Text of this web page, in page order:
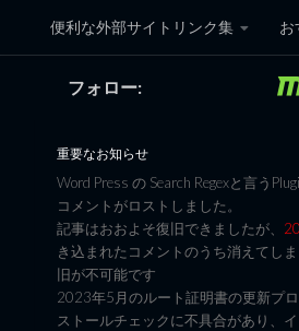
コンテンツへスキップ
便利な外部サイトリンク集 お
黒翼猫のコ
フォロー:
重要なお知らせ
Word Press の Search Regexと言う
コメントがロストしました。
記事はおおよそ復旧できましたが、
き込まれたコメントのうち消えてし
旧が不可能です
2023年5月のルート証明書の更新プ
ストールチェックに不具合があり、